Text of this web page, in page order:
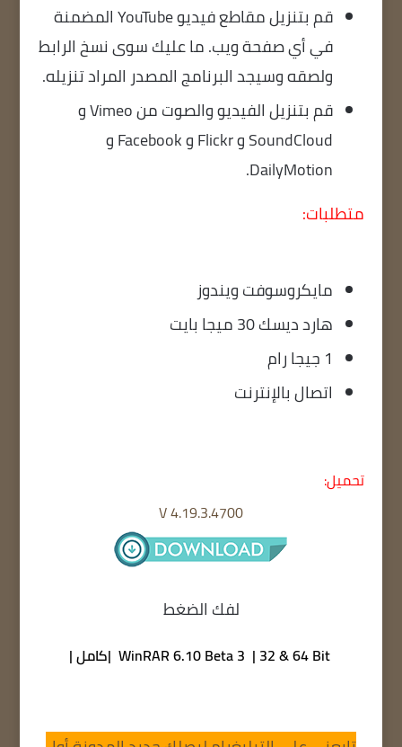
قم بتنزيل مقاطع فيديو YouTube المضمنة
في أي صفحة ويب. ما عليك سوى نسخ الرابط
ولصقه وسيجد البرنامج المصدر المراد تنزيله.
قم بتنزيل الفيديو والصوت من Vimeo و
SoundCloud و Flickr و Facebook و
DailyMotion.
متطلبات:
مايكروسوفت ويندوز
هارد ديسك 30 ميجا بايت
1 جيجا رام
اتصال بالإنترنت
تحميل:
V 4.19.3.4700
لفك الضغط
WinRAR 6.10 Beta 3 | 32 & 64 Bit |كامل |